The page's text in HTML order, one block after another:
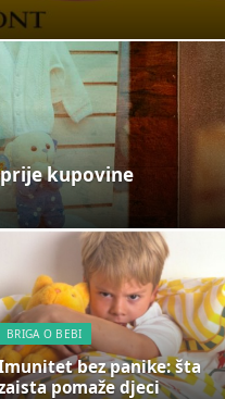
kupovine
BRIGA O BEBI
bez panike: šta
pomaže djeci